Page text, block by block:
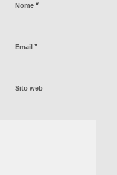
Nome *
Email *
Sito web